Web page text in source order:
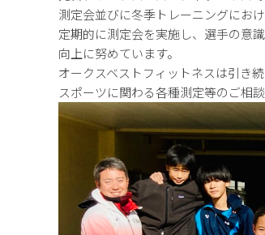
測定会並びに冬季トレーニングにお
定期的に測定会を実施し、選手の意
向上に努めています。
オークスベストフィットネスは引き
スポーツに関わる各種測定等のご相